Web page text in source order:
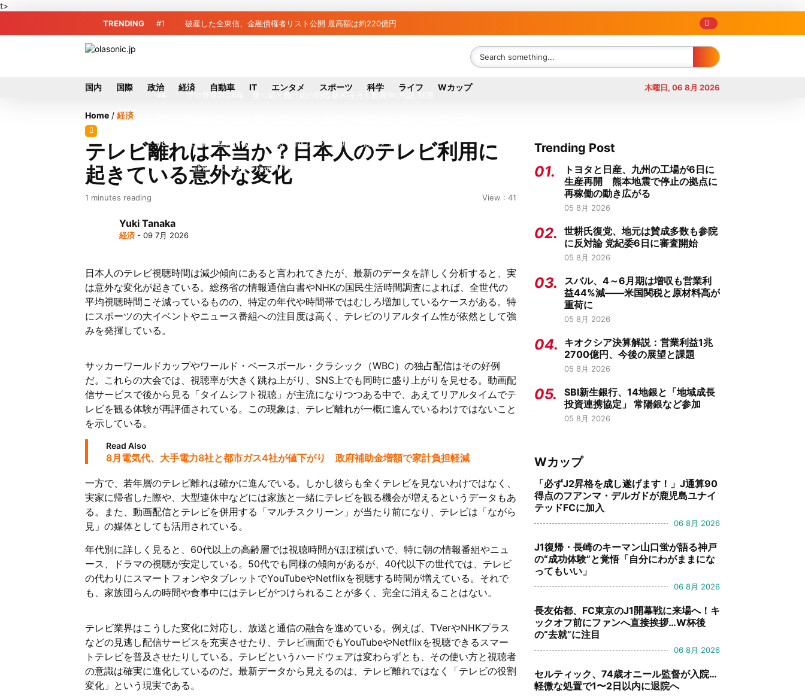
t>
TRENDING #1 破産した全東信、金融債権者リスト公開 最高額は約220億円
#6 東和銀、全東信破産で80億円回収リスク 来期58.6億円を引き当て
＜訃報＞元自民党参院議員の藤野公孝氏が死去、78歳 妻は料理研究家の真紀子氏
#10
国内 国際 政治 経済 自動車 IT エンタメ スポーツ 科学 ライフ Wカップ 木曜日, 06 8月 2026
Home / 経済
テレビ離れは本当か？日本人のテレビ利用に
起きている意外な変化
1 minutes reading View : 41
Yuki Tanaka
経済 - 09 7月 2026
日本人のテレビ視聴時間は減少傾向にあると言われてきたが、最新のデータを詳しく分析すると、実
は意外な変化が起きている。総務省の情報通信白書やNHKの国民生活時間調査によれば、全世代の
平均視聴時間こそ減っているものの、特定の年代や時間帯ではむしろ増加しているケースがある。特
にスポーツの大イベントやニュース番組への注目度は高く、テレビのリアルタイム性が依然として強
みを発揮している。
サッカーワールドカップやワールド・ベースボール・クラシック（WBC）の独占配信はその好例
だ。これらの大会では、視聴率が大きく跳ね上がり、SNS上でも同時に盛り上がりを見せる。動画配
信サービスで後から見る「タイムシフト視聴」が主流になりつつある中で、あえてリアルタイムでテ
レビを観る体験が再評価されている。この現象は、テレビ離れが一概に進んでいるわけではないこと
を示している。
Read Also
8月電気代、大手電力8社と都市ガス4社が値下がり 政府補助金増額で家計負担軽減
一方で、若年層のテレビ離れは確かに進んでいる。しかし彼らも全くテレビを見ないわけではなく、
実家に帰省した際や、大型連休中などには家族と一緒にテレビを観る機会が増えるというデータもあ
る。また、動画配信とテレビを併用する「マルチスクリーン」が当たり前になり、テレビは「ながら
見」の媒体としても活用されている。
年代別に詳しく見ると、60代以上の高齢層では視聴時間がほぼ横ばいで、特に朝の情報番組やニュ
ース、ドラマの視聴が安定している。50代でも同様の傾向があるが、40代以下の世代では、テレビ
の代わりにスマートフォンやタブレットでYouTubeやNetflixを視聴する時間が増えている。それで
も、家族団らんの時間や食事中にはテレビがつけられることが多く、完全に消えることはない。
テレビ業界はこうした変化に対応し、放送と通信の融合を進めている。例えば、TVerやNHKプラス
などの見逃し配信サービスを充実させたり、テレビ画面でもYouTubeやNetflixを視聴できるスマー
トテレビを普及させたりしている。テレビというハードウェアは変わらずとも、その使い方と視聴者
の意識は確実に進化しているのだ。最新データから見えるのは、テレビ離れではなく「テレビの役割
変化」という現実である。
Trending Post
01.
トヨタと日産、九州の工場が6日に
生産再開 熊本地震で停止の拠点に
再稼働の動き広がる
05 8月 2026
02.
世耕氏復党、地元は賛成多数も参院
に反対論 党紀委6日に審査開始
05 8月 2026
03.
スバル、4～6月期は増収も営業利
益44%減——米国関税と原材料高が
重荷に
05 8月 2026
04.
キオクシア決算解説：営業利益1兆
2700億円、今後の展望と課題
05 8月 2026
05.
SBI新生銀行、14地銀と「地域成長
投資連携協定」 常陽銀など参加
05 8月 2026
Wカップ
「必ずJ2昇格を成し遂げます！」J通算90
得点のフアンマ・デルガドが鹿児島ユナイ
テッドFCに加入
06 8月 2026
J1復帰・長崎のキーマン山口蛍が語る神戸
の“成功体験”と覚悟「自分にわがままにな
ってもいい」
06 8月 2026
長友佑都、FC東京のJ1開幕戦に来場へ！キ
ックオフ前にファンへ直接挨拶…W杯後
の“去就”に注目
06 8月 2026
セルティック、74歳オニール監督が入院…
軽微な処置で1〜2日以内に退院へ